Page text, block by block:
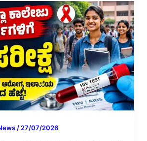
/ 27/07/2026